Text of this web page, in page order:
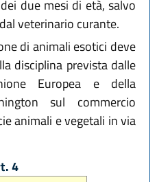
due mesi di età, salvo
veterinario curante.
di animali esotici deve
disciplina prevista dalle
Europea e della
sul commercio
animali e vegetali in via
4